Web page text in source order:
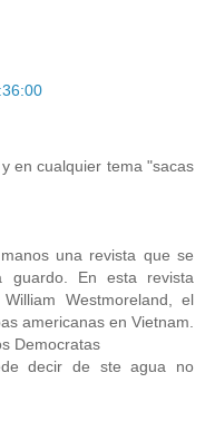
en cualquier tema "sacas
una revista que se
guardo. En esta revista
Westmoreland, el
americanas en Vietnam.
Democratas
decir de ste agua no